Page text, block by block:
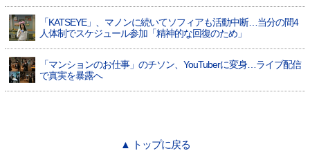
「KATSEYE」、マノンに続いてソフィアも活動中断…当分の間4
人体制でスケジュール参加「精神的な回復のため」
「マンションのお仕事」のチソン、YouTuberに変身…ライブ配信
で真実を暴露へ
▲ トップに戻る